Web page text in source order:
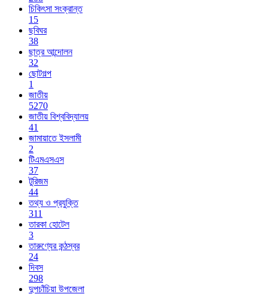
চিকিৎসা সংক্রান্ত
15
ছবিঘর
38
ছাত্র আন্দোলন
32
ছোটগল্প
1
জাতীয়
5270
জাতীয় বিশ্ববিদ্যালয়
41
জামায়াতে ইসলামী
2
টিএমএসএস
37
টুরিজম
44
তথ্য ও প্রযুক্তি
311
তারকা হোটেল
3
তারুণ্যের কন্ঠস্বর
24
দিবস
298
দুপচাঁচিয়া উপজেলা